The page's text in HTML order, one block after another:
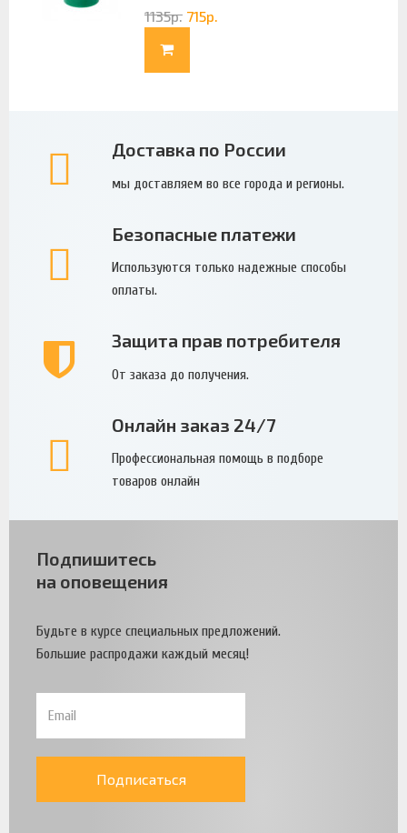
1135р. 715р.
Доставка по России
мы доставляем во все города и регионы.
Безопасные платежи
Используются только надежные способы
оплаты.
Защита прав потребителя
От заказа до получения.
Онлайн заказ 24/7
Профессиональная помощь в подборе
товаров онлайн
Подпишитесь
на оповещения
Будьте в курсе специальных предложений.
Большие распродажи каждый месяц!
Подписаться